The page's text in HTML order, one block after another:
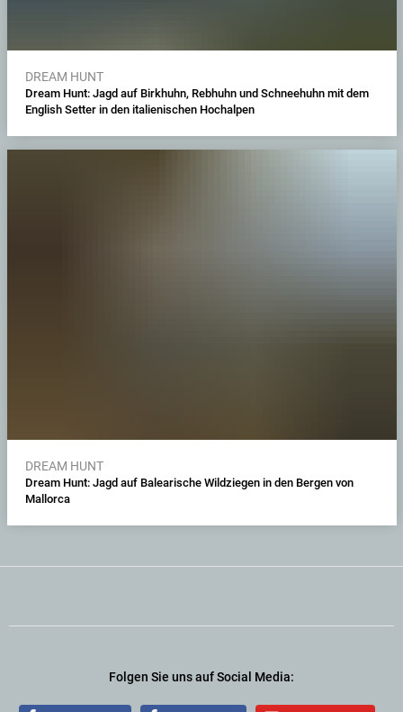
DREAM HUNT
Dream Hunt: Jagd auf Birkhuhn, Rebhuhn und Schneehuhn mit dem
English Setter in den italienischen Hochalpen
DREAM HUNT
Dream Hunt: Jagd auf Balearische Wildziegen in den Bergen von
Mallorca
Folgen Sie uns auf Social Media: